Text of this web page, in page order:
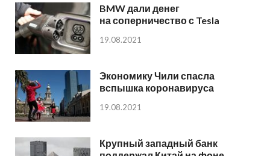
BMW дали денег
на соперничество с Tesla
19.08.2021
Экономику Чили спасла
вспышка коронавируса
19.08.2021
Крупный западный банк